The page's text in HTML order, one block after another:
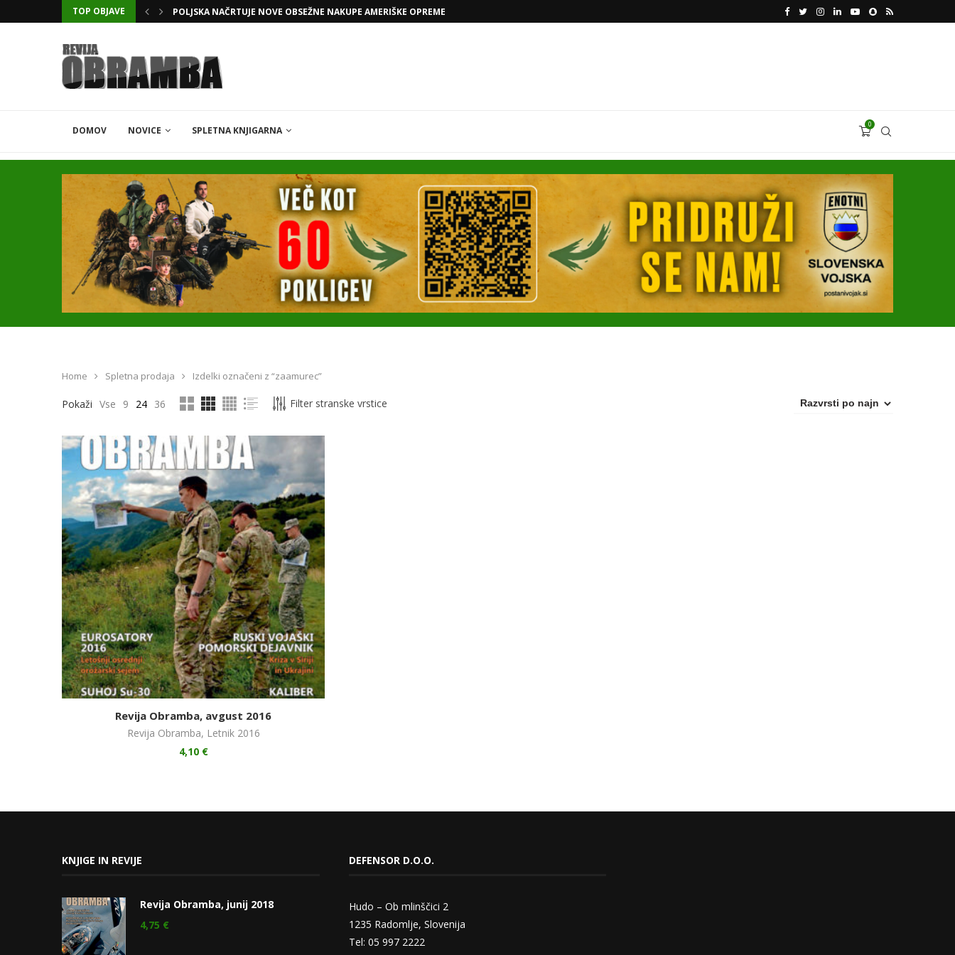
TOP OBJAVE POLJSKA NAČRTUJE NOVE OBSEŽNE NAKUPE AMERIŠKE OPREME KATARSKI DELNIČAR ZAPLETEL VOLKSWAGNOVE
DOMOV NOVICE SPLETNA KNJIGARNA
0
Home Spletna prodaja Izdelki označeni z “zaamurec”
Pokaži Vse 9 24 36 Filter stranske vrstice
Revija Obramba, avgust 2016
Revija Obramba, Letnik 2016
4,10 €
KNJIGE IN REVIJE
Revija Obramba, junij 2018
4,75 €
DEFENSOR D.O.O.
Hudo – Ob mlinščici 2
1235 Radomlje, Slovenija
Tel: 05 997 2222